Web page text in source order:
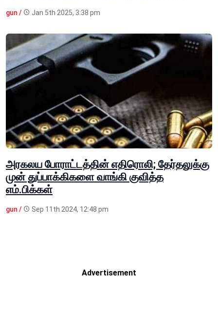
gun / Jan 5th 2025, 3:38 pm
அரகலய போராட்டத்தின் எதிரொலி; தேர்தலுக்கு
முன் துப்பாக்கிகளை வாங்கி குவித்த
எம்.பிக்கள்
gun / Sep 11th 2024, 12:48 pm
Advertisement